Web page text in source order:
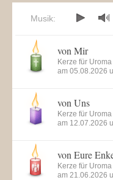
Musik:
von Mir
Kerze für Uroma
am 05.08.2026
von Uns
Kerze für Uroma
am 12.07.2026
von Eure
Kerze für Uroma
am 21.06.2026